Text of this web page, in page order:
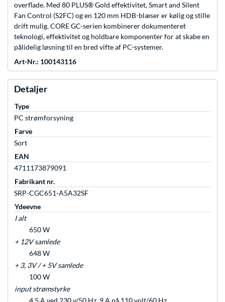
overflade. Med 80 PLUS® Gold effektivitet, Smart and Silent
Fan Control (S2FC) og en 120 mm HDB-blæser er kølig og stille
drift mulig. CORE GC-serien kombinerer dokumenteret
teknologi, effektivitet og holdbare komponenter for at skabe en
pålidelig løsning til en bred vifte af PC-systemer.
Art-Nr.: 100143116
Detaljer
Type
PC strømforsyning
Farve
Sort
EAN
4711173879091
Fabrikant nr.
SRP-CGC651-A5A32SF
Ydeevne
I alt
650 W
+ 12V samlede
648 W
+ 3, 3V / + 5V samlede
100 W
input strømstyrke
4,5 A ved 230 v/50 Hz, 9 A på 110 volt/60 Hz